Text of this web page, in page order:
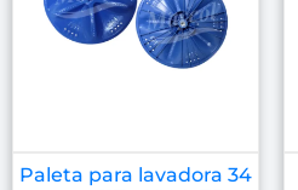
Paleta para lavadora 34